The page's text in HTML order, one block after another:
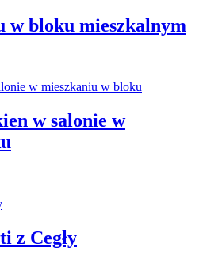
w bloku mieszkalnym
w salonie w
z Cegły